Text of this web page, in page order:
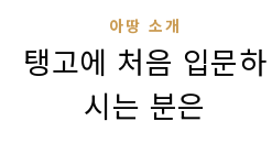
아땅 소개
탱고에 처음 입문하
시는 분은